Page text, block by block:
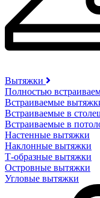
Вытяжки
Полностью
Встраиваемые
Встраиваемые в
Встраиваемые в
Настенные вытяжки
Наклонные вытяжки
Т-образные вытяжки
Островные вытяжки
Угловые вытяжки